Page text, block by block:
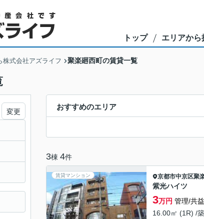
トップ エリアから
株式会社アズライフ 聚楽廻西町の賃貸一覧
おすすめのエリア
3棟 4件
賃貸マンション 京都市中京区聚
紫光ハイツ
3万円 管理/共
16.00㎡ (1R) /
変更